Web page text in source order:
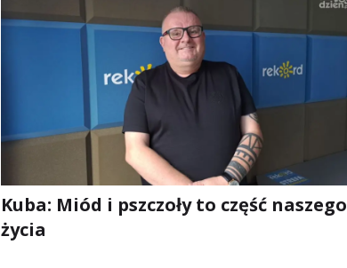
Kuba: Miód i pszczoły to część naszego
życia